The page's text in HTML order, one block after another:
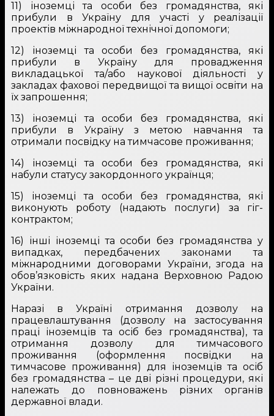
11) іноземці та особи без громадянства, які
прибули в Україну для участі у реалізації
проектів міжнародної технічної допомоги;
12) іноземці та особи без громадянства, які
прибули в Україну для провадження
викладацької та/або наукової діяльності у
закладах фахової передвищої та вищої освіти на
їх запрошення;
13) іноземці та особи без громадянства, які
прибули в Україну з метою навчання та
отримали посвідку на тимчасове проживання;
14) іноземці та особи без громадянства, які
набули статусу закордонного українця;
15) іноземці та особи без громадянства, які
виконують роботу (надають послуги) за гіг-
контрактом;
16) інші іноземці та особи без громадянства у
випадках, передбачених законами та
міжнародними договорами України, згода на
обов’язковість яких надана Верховною Радою
України.
Наразі в Україні отримання дозволу на
працевлаштування (дозволу на застосування
праці іноземців та осіб без громадянства), та
отримання дозволу для тимчасового
проживання (оформлення посвідки на
тимчасове проживання) для іноземців та осіб
без громадянства – це дві різні процедури, які
належать до повноважень різних органів
державної влади.